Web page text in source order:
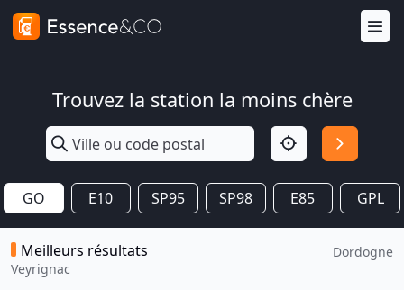
Trouvez la station la moins chère
GO E10 SP95 SP98 E85 GPL
Meilleurs résultats
Veyrignac
Dordogne